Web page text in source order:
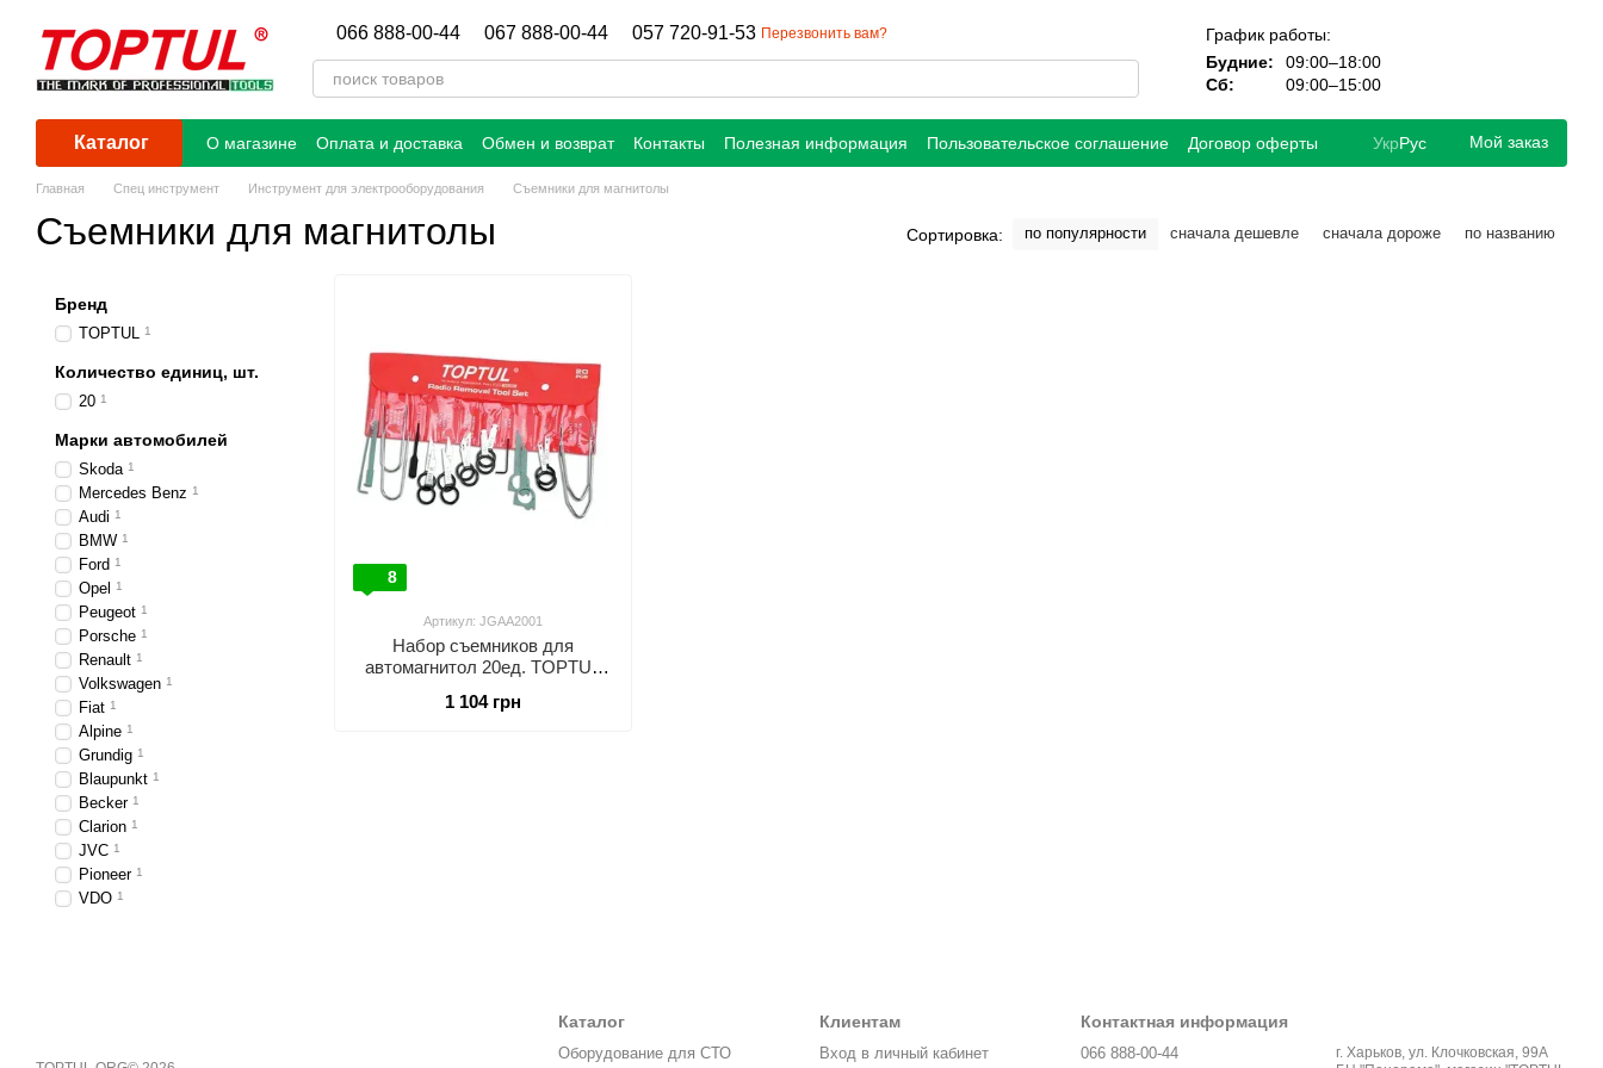
066 888-00-44 067 888-00-44 057 720-91-53 Перезвонить вам?
График работы:
Будние:
09:00–18:00
Сб:
09:00–15:00
Каталог О магазине Оплата и доставка Обмен и возврат Контакты Полезная информация Пользовательское соглашение Договор оферты УкрРус Мой заказ
Главная Спец инструмент Инструмент для электрооборудования Съемники для магнитолы
Съемники для магнитолы Сортировка: по популярности сначала дешевле сначала дороже по названию
8
Артикул: JGAA2001
Набор съемников для
автомагнитол 20ед. TOPTUL
1 104 грн
Бренд
TOPTUL 1
Количество единиц, шт.
20 1
Марки автомобилей
Skoda 1
Mercedes Benz 1
Audi 1
BMW 1
Ford 1
Opel 1
Peugeot 1
Porsche 1
Renault 1
Volkswagen 1
Fiat 1
Alpine 1
Grundig 1
Blaupunkt 1
Becker 1
Clarion 1
JVC 1
Pioneer 1
VDO 1
Каталог
Оборудование для СТО
Клиентам
Вход в личный кабинет
Контактная информация
066 888-00-44
г. Харьков, ул. Клочковская, 99А